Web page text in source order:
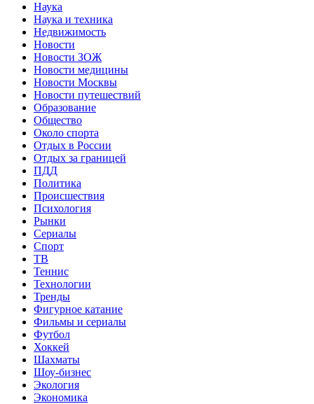
Наука
Наука и техника
Недвижимость
Новости
Новости ЗОЖ
Новости медицины
Новости Москвы
Новости путешествий
Образование
Общество
Около спорта
Отдых в России
Отдых за границей
ПДД
Политика
Происшествия
Психология
Рынки
Сериалы
Спорт
ТВ
Теннис
Технологии
Тренды
Фигурное катание
Фильмы и сериалы
Футбол
Хоккей
Шахматы
Шоу-бизнес
Экология
Экономика